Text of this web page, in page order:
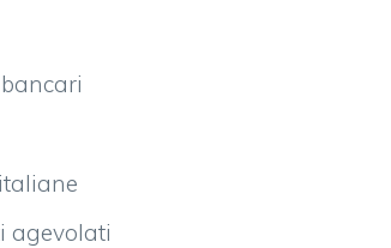
agevolati